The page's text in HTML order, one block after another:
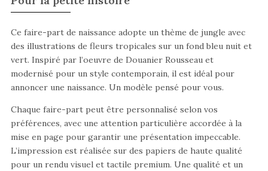
Ce faire-part de naissance adopte un thème de jungle avec
des illustrations de fleurs tropicales sur un fond bleu nuit et
vert. Inspiré par l’oeuvre de Douanier Rousseau et
modernisé pour un style contemporain, il est idéal pour
annoncer une naissance. Un modèle pensé pour vous.
Chaque faire-part peut être personnalisé selon vos
préférences, avec une attention particulière accordée à la
mise en page pour garantir une présentation impeccable.
L’impression est réalisée sur des papiers de haute qualité
pour un rendu visuel et tactile premium. Une qualité et un